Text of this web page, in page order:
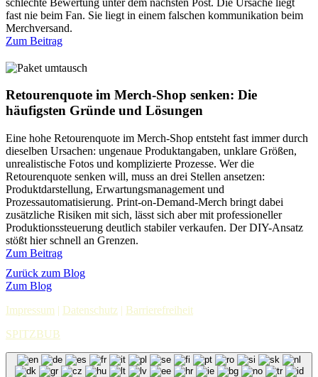
fast nie beim Fan. Sie liegt in einem falschen kommunikation beim
Merchversand.
Zum Beitrag
Retourenquote im Merch-Shop senken: Die
häufigsten Gründe und Lösungen
Eine hohe Retourenquote im Merch-Shop entsteht fast immer durch
dieselben Ursachen: ungenaue Produktangaben, unklare Größen,
unrealistische Fotos und komplizierte Prozesse. Wer die
Retourenquote senken will, muss an drei Stellen ansetzen:
Produktdarstellung, Erwartungsmanagement und
Prozessautomatisierung. Print-on-Demand-Merch bringt dabei
zusätzliche Risiken mit sich, lässt sich aber mit professioneller
Produktionssteuerung deutlich stabiler verkaufen. Der DIY-Ansatz
stößt hier schnell an Grenzen.
Zum Beitrag
Zurück zum Blog
Zum Blog
Impressum | Datenschutz | Barrierefreiheit
SPITZBUB